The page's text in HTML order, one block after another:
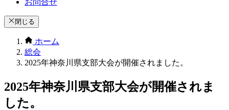
閉じる
ホーム
総会
2025年神奈川県支部大会が開催されました。
2025年神奈川県支部大会が開催されま
した。